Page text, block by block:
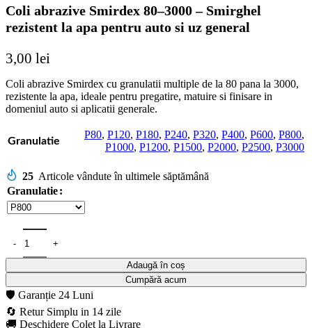
Coli abrazive Smirdex 80–3000 – Smirghel
rezistent la apa pentru auto si uz general
3,00 lei
Coli abrazive Smirdex cu granulatii multiple de la 80 pana la 3000,
rezistente la apa, ideale pentru pregatire, matuire si finisare in
domeniul auto si aplicatii generale.
Granulatie
P80, P120, P180, P240, P320, P400, P600, P800,
P1000, P1200, P1500, P2000, P2500, P3000
25 Articole vândute în ultimele săptămână
Granulatie
Adaugă în coș
Cumpără acum
🛡️ Garanție 24 Luni
🔄 Retur Simplu in 14 zile
🚚 Deschidere Colet la Livrare